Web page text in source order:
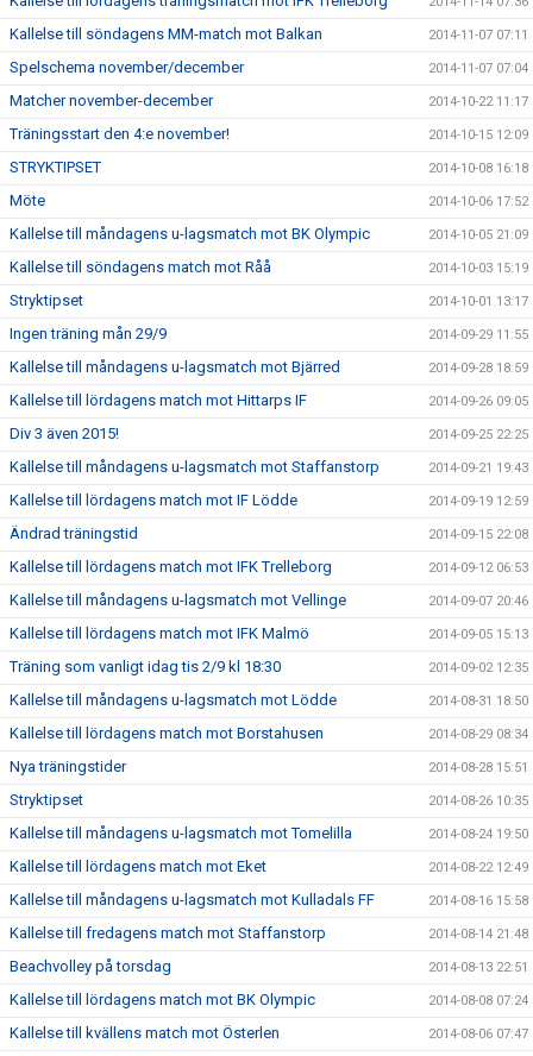
Kallelse till söndagens MM-match mot Balkan 2014-11-07 07:11
Spelschema november/december 2014-11-07 07:04
Matcher november-december 2014-10-22 11:17
Träningsstart den 4:e november! 2014-10-15 12:09
STRYKTIPSET 2014-10-08 16:18
Möte 2014-10-06 17:52
Kallelse till måndagens u-lagsmatch mot BK Olympic 2014-10-05 21:09
Kallelse till söndagens match mot Råå 2014-10-03 15:19
Stryktipset 2014-10-01 13:17
Ingen träning mån 29/9 2014-09-29 11:55
Kallelse till måndagens u-lagsmatch mot Bjärred 2014-09-28 18:59
Kallelse till lördagens match mot Hittarps IF 2014-09-26 09:05
Div 3 även 2015! 2014-09-25 22:25
Kallelse till måndagens u-lagsmatch mot Staffanstorp 2014-09-21 19:43
Kallelse till lördagens match mot IF Lödde 2014-09-19 12:59
Ändrad träningstid 2014-09-15 22:08
Kallelse till lördagens match mot IFK Trelleborg 2014-09-12 06:53
Kallelse till måndagens u-lagsmatch mot Vellinge 2014-09-07 20:46
Kallelse till lördagens match mot IFK Malmö 2014-09-05 15:13
Träning som vanligt idag tis 2/9 kl 18:30 2014-09-02 12:35
Kallelse till måndagens u-lagsmatch mot Lödde 2014-08-31 18:50
Kallelse till lördagens match mot Borstahusen 2014-08-29 08:34
Nya träningstider 2014-08-28 15:51
Stryktipset 2014-08-26 10:35
Kallelse till måndagens u-lagsmatch mot Tomelilla 2014-08-24 19:50
Kallelse till lördagens match mot Eket 2014-08-22 12:49
Kallelse till måndagens u-lagsmatch mot Kulladals FF 2014-08-16 15:58
Kallelse till fredagens match mot Staffanstorp 2014-08-14 21:48
Beachvolley på torsdag 2014-08-13 22:51
Kallelse till lördagens match mot BK Olympic 2014-08-08 07:24
Kallelse till kvällens match mot Österlen 2014-08-06 07:47